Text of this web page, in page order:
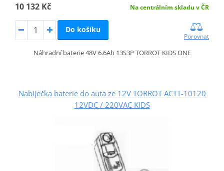
10 132 Kč Na centrálním skladu v ČR
Do košíku
Porovnat
Náhradní baterie 48V 6.6Ah 13S3P TORROT KIDS ONE
Nabíječka baterie do auta ze 12V TORROT ACTT-10120
12VDC / 220VAC KIDS